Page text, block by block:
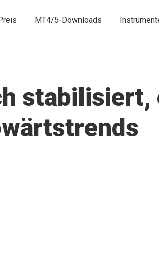
MT4/5-Downloads
stabilisiert,